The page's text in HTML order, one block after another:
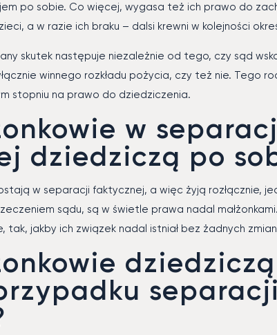
po sobie. Co więcej, wygasa też ich prawo do
a w razie ich braku – dalsi krewni w kolejności
skutek następuje niezależnie od tego, czy sąd
winnego rozkładu pożycia, czy też nie. Tego
stopniu na prawo do dziedziczenia.
w
dziedziczą po
w separacji faktycznej, a więc żyją rozłącznie,
sądu, są w świetle prawa nadal
tak, jakby ich związek nadal istniał bez żadnych
separacji